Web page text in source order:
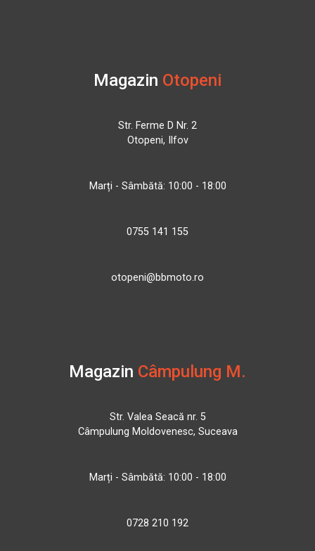
Magazin Otopeni
Str. Ferme D Nr. 2
Otopeni, Ilfov
Marți - Sâmbătă: 10:00 - 18:00
0755 141 155
otopeni@bbmoto.ro
Magazin Câmpulung M.
Str. Valea Seacă nr. 5
Câmpulung Moldovenesc, Suceava
Marți - Sâmbătă: 10:00 - 18:00
0728 210 192